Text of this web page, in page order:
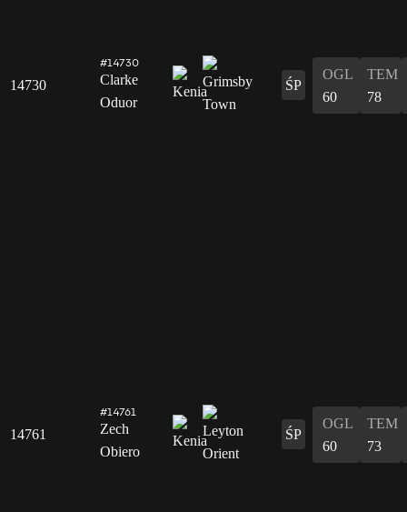
14730
#14730
Clarke
Oduor
ŚP
OGL
60
TEM
78
14761
#14761
Zech
Obiero
ŚP
OGL
60
TEM
73